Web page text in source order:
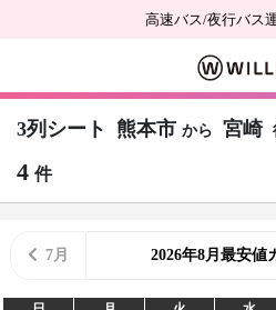
高速バス/夜行バス
3列シート 熊本市 から 宮崎
4 件
7月 2026年8月最安値